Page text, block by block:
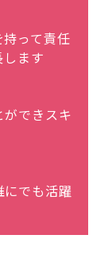
って責任
ます
できスキ
でも活躍